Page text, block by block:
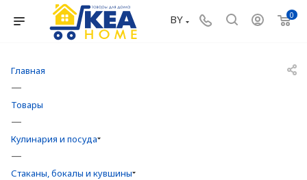
0
BY
Главная
—
Товары
—
Кулинария и посуда
—
Стаканы, бокалы и кувшины